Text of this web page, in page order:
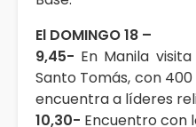
El DOMINGO 18 –
9,45- En Manila
Santo Tomás, con
encuentra a líderes
10,30- Encuentro con